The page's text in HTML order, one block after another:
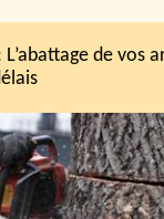
de vos